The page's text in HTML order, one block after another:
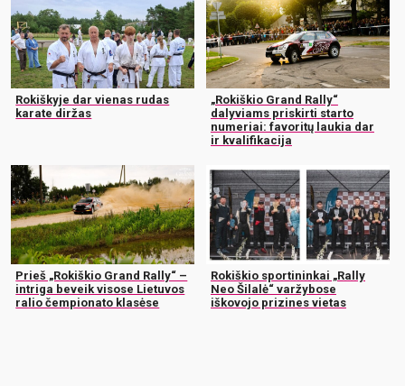
Rokiškyje dar vienas rudas
karate diržas
„Rokiškio Grand Rally“
dalyviams priskirti starto
numeriai: favoritų laukia dar
ir kvalifikacija
Prieš „Rokiškio Grand Rally“ –
intriga beveik visose Lietuvos
ralio čempionato klasėse
Rokiškio sportininkai „Rally
Neo Šilalė“ varžybose
iškovojo prizines vietas